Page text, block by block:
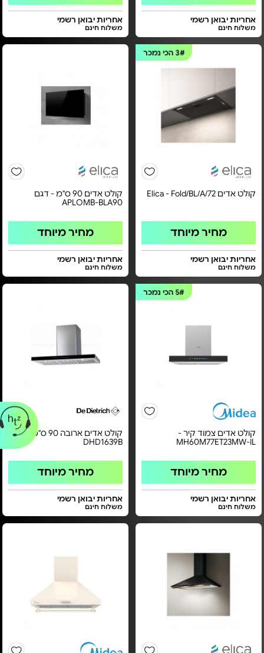
אחריות יבואן רשמי
משלוח חינם
אחריות יבואן רשמי
משלוח חינם
3# הכי נמכר
קולט אדים Elica - Fold/BL/A/72
מחיר מיוחד
אחריות יבואן רשמי
משלוח חינם
קולט אדים 90 ס"מ - דגם
APLOMB-BLA90
מחיר מיוחד
אחריות יבואן רשמי
משלוח חינם
5# הכי נמכר
קולט אדים צמוד קיר -
MH60M77ET23MW-IL
מחיר מיוחד
אחריות יבואן רשמי
משלוח חינם
קולט אדים ארובה 90 ס"מ -
DHD1639B
מחיר מיוחד
אחריות יבואן רשמי
משלוח חינם